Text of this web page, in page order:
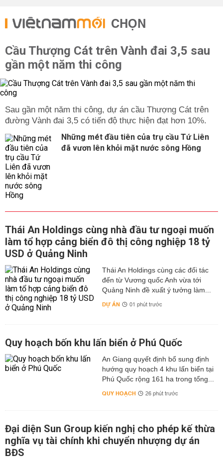
CHỌN
Cầu Thượng Cát trên Vành đai 3,5 sau
gần một năm thi công
Sau gần một năm thi công, dự án cầu Thượng Cát trên
đường Vành đai 3,5 có tiến độ thực hiện đạt hơn 10%.
Những mét đầu tiên của trụ cầu Tứ Liên
đã vươn lên khỏi mặt nước sông Hồng
Thái An Holdings cùng nhà đầu tư ngoại muốn
làm tổ hợp cảng biển đô thị công nghiệp 18 tỷ
USD ở Quảng Ninh
Thái An Holdings cùng các đối tác
đến từ Vương quốc Anh vừa tới
Quảng Ninh đề xuất ý tưởng làm...
DỰ ÁN 01 phút trước
Quy hoạch bốn khu lấn biển ở Phú Quốc
An Giang quyết định bổ sung định
hướng quy hoạch 4 khu lấn biển tại
Phú Quốc rộng 161 ha trong tổng...
QUY HOẠCH 26 phút trước
Đại diện Sun Group kiến nghị cho phép kế thừa
nghĩa vụ tài chính khi chuyển nhượng dự án
BĐS